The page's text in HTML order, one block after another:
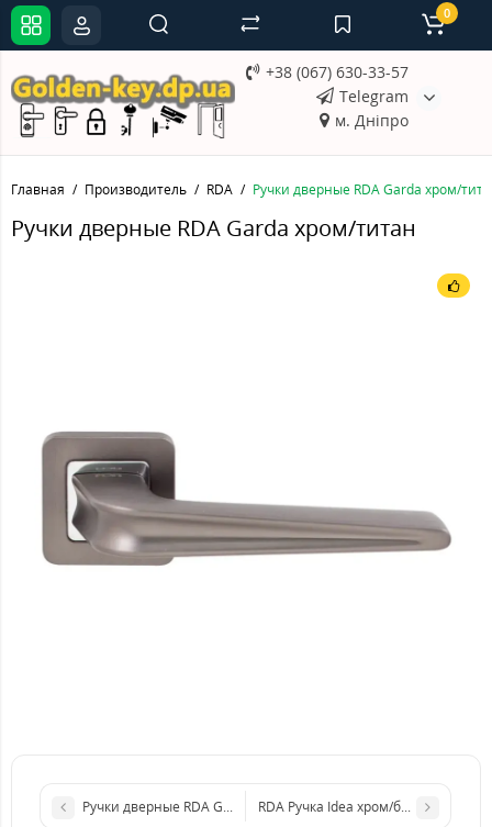
+38 (067) 630-33-57
Telegram
м. Дніпро
0
Главная Производитель RDA Ручки дверные RDA Garda хром/
Ручки дверные RDA Garda хром/титан
Ручки дверные RDA Garda хром/сатин никель
RDA Ручка Idea хром/белый R